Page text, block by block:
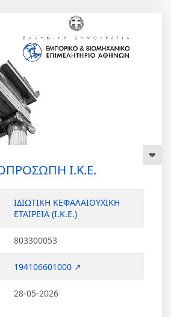
Ι.Κ.Ε.
ΙΔΙΩΤΙΚΗ ΚΕΦΑΛΑΙΟΥΧΙΚΗ
ΕΤΑΙΡΕΙΑ (Ι.Κ.Ε.)
803300053
194106601000 ↗
28-05-2026